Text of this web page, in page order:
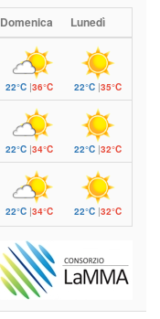
Domenica Lunedì
22°C|36°C 22°C |35°C
22°C|34°C 22°C |32°C
22°C|34°C 22°C |32°C